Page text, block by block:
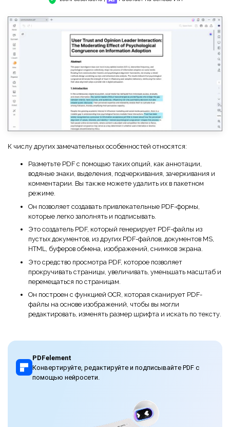
К числу других замечательных особенностей относятся:
Разметьте PDF с помощью таких опций, как аннотации,
водяные знаки, выделения, подчеркивания, зачеркивания и
комментарии. Вы также можете удалить их в пакетном
режиме.
Он позволяет создавать привлекательные PDF-формы,
которые легко заполнять и подписывать.
Это создатель PDF, который генерирует PDF-файлы из
пустых документов, из других PDF-файлов, документов MS,
HTML, буферов обмена, изображений, снимков экрана.
Это средство просмотра PDF, которое позволяет
прокручивать страницы, увеличивать, уменьшать масштаб и
перемещаться по страницам.
Он построен с функцией OCR, которая сканирует PDF-
файлы на основе изображений, чтобы вы могли
редактировать, изменять размер шрифта и искать по тексту.
PDFelement
Конвертируйте, редактируйте и подписывайте PDF с
помощью нейросети.